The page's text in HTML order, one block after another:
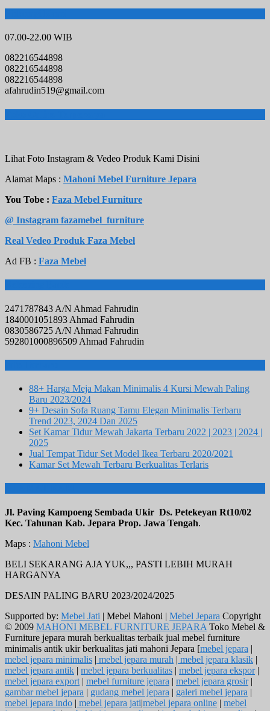
07.00-22.00 WIB
082216544898
082216544898
082216544898
afahrudin519@gmail.com
Lihat Foto Instagram & Vedeo Produk Kami Disini
Alamat Maps : Mahoni Mebel Furniture Jepara
You Tobe : Faza Mebel Furniture
@ Instagram fazamebel_furniture
Real Vedeo Produk Faza Mebel
Ad FB : Faza Mebel
2471787843 A/N Ahmad Fahrudin
1840001051893 Ahmad Fahrudin
0830586725 A/N Ahmad Fahrudin
592801000896509 Ahmad Fahrudin
88+ Harga Meja Makan Minimalis 4 Kursi Mewah Paling
Baru 2023/2024
9+ Desain Sofa Ruang Tamu Elegan Minimalis Terbaru
Trend 2023, 2024 Dan 2025
Set Kamar Tidur Mewah Jakarta Terbaru 2022 | 2023 | 2024 |
2025
Jual Tempat Tidur Set Model Ikea Terbaru 2020/2021
Kamar Set Mewah Terbaru Berkualitas Terlaris
Jl. Paving Kampoeng Sembada Ukir Ds. Petekeyan Rt10/02
Kec. Tahunan Kab. Jepara Prop. Jawa Tengah.
Maps : Mahoni Mebel
BELI SEKARANG AJA YUK,,, PASTI LEBIH MURAH
HARGANYA
DESAIN PALING BARU 2023/2024/2025
Supported by: Mebel Jati | Mebel Mahoni | Mebel Jepara Copyright
© 2009 MAHONI MEBEL FURNITURE JEPARA Toko Mebel &
Furniture jepara murah berkualitas terbaik jual mebel furniture
minimalis antik ukir berkualitas jati mahoni Jepara [mebel jepara |
mebel jepara minimalis | mebel jepara murah | mebel jepara klasik |
mebel jepara antik | mebel jepara berkualitas | mebel jepara ekspor|
mebel jepara export | mebel furniture jepara | mebel jepara grosir|
gambar mebel jepara | gudang mebel jepara | galeri mebel jepara |
mebel jepara indo | mebel jepara jati|mebel jepara online | mebel